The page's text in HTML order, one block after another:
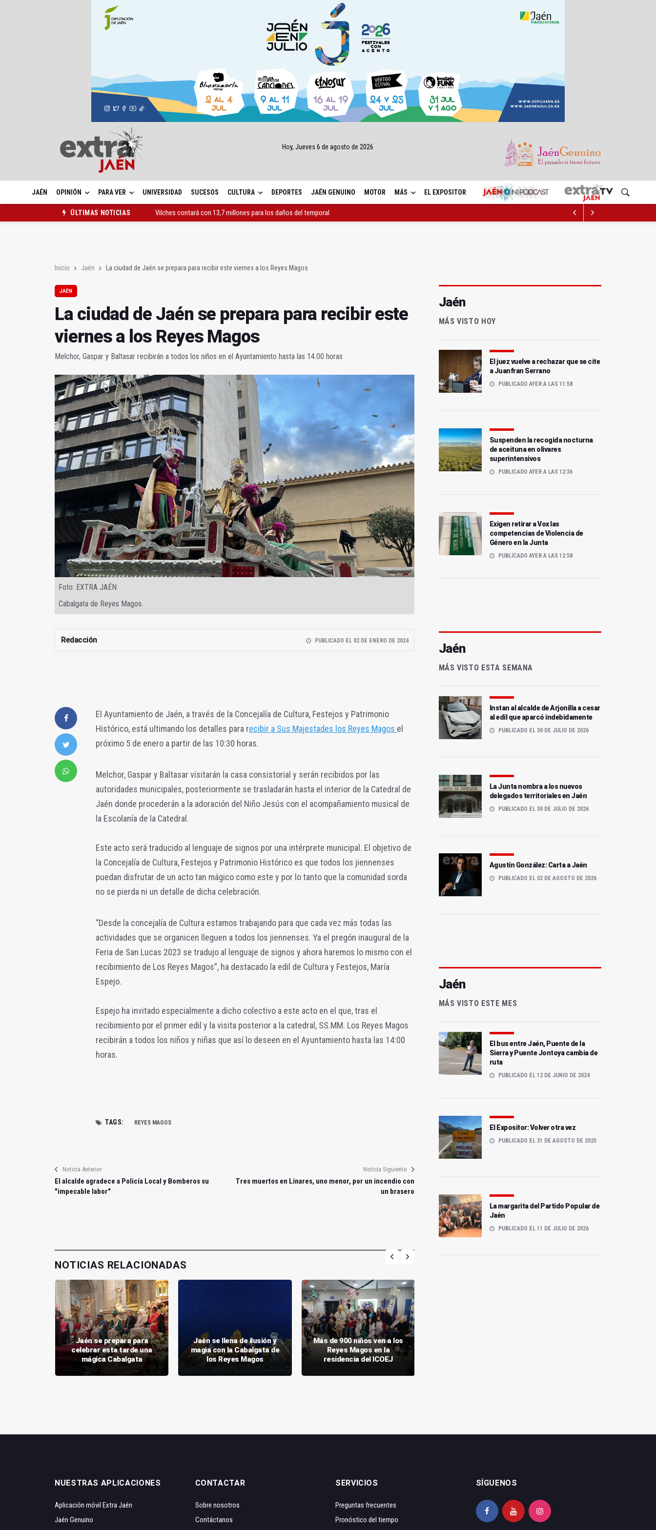
Hoy, Jueves 6 de agosto de 2026
JAÉN OPINIÓN PARA VER UNIVERSIDAD SUCESOS CULTURA DEPORTES JAÉN GENUINO MOTOR MÁS EL EXPOSITOR
ÚLTIMAS NOTICIAS
Vilches contará con 13,7 millones para los daños del temporal
Inicio Jaén La ciudad de Jaén se prepara para recibir este viernes a los Reyes Magos
JAÉN
La ciudad de Jaén se prepara para recibir este
viernes a los Reyes Magos
Melchor, Gaspar y Baltasar recibirán a todos los niños en el Ayuntamiento hasta las 14.00 horas
Foto: EXTRA JAÉN
Cabalgata de Reyes Magos.
Redacción PUBLICADO EL 02 DE ENERO DE 2024
El Ayuntamiento de Jaén, a través de la Concejalía de Cultura, Festejos y Patrimonio
Histórico, está ultimando los detalles para recibir a Sus Majestades los Reyes Magos el
próximo 5 de enero a partir de las 10:30 horas.
Melchor, Gaspar y Baltasar visitarán la casa consistorial y serán recibidos por las
autoridades municipales, posteriormente se trasladarán hasta el interior de la Catedral de
Jaén donde procederán a la adoración del Niño Jesús con el acompañamiento musical de
la Escolanía de la Catedral.
Este acto será traducido al lenguaje de signos por una intérprete municipal. El objetivo de
la Concejalía de Cultura, Festejos y Patrimonio Histórico es que todos los jiennenses
puedan disfrutar de un acto tan mágico como este y por lo tanto que la comunidad sorda
no se pierda ni un detalle de dicha celebración.
“Desde la concejalía de Cultura estamos trabajando para que cada vez más todas las
actividades que se organicen lleguen a todos los jiennenses. Ya el pregón inaugural de la
Feria de San Lucas 2023 se tradujo al lenguaje de signos y ahora haremos lo mismo con el
recibimiento de Los Reyes Magos”, ha destacado la edil de Cultura y Festejos, María
Espejo.
Espejo ha invitado especialmente a dicho colectivo a este acto en el que, tras el
recibimiento por el primer edil y la visita posterior a la catedral, SS.MM. Los Reyes Magos
recibirán a todos los niños y niñas que así lo deseen en el Ayuntamiento hasta las 14:00
horas.
TAGS: REYES MAGOS
Noticia Anterior
El alcalde agradece a Policía Local y Bomberos su
"impecable labor"
Noticia Siguiente
Tres muertos en Linares, uno menor, por un incendio con
un brasero
NOTICIAS RELACIONADAS
Jaén se prepara para
celebrar esta tarde una
mágica Cabalgata
Jaén se llena de ilusión y
magia con la Cabalgata de
los Reyes Magos
Más de 900 niños ven a los
Reyes Magos en la
residencia del ICOEJ
Jaén
MÁS VISTO HOY
El juez vuelve a rechazar que se cite
a Juanfran Serrano
PUBLICADO AYER A LAS 11:58
Suspenden la recogida nocturna
de aceituna en olivares
superintensivos
PUBLICADO AYER A LAS 12:36
Exigen retirar a Vox las
competencias de Violencia de
Género en la Junta
PUBLICADO AYER A LAS 12:58
Jaén
MÁS VISTO ESTA SEMANA
Instan al alcalde de Arjonilla a cesar
al edil que aparcó indebidamente
PUBLICADO EL 30 DE JULIO DE 2026
La Junta nombra a los nuevos
delegados territoriales en Jaén
PUBLICADO EL 30 DE JULIO DE 2026
Agustín González: Carta a Jaén
PUBLICADO EL 02 DE AGOSTO DE 2026
Jaén
MÁS VISTO ESTE MES
El bus entre Jaén, Puente de la
Sierra y Puente Jontoya cambia de
ruta
PUBLICADO EL 12 DE JUNIO DE 2024
El Expositor: Volver otra vez
PUBLICADO EL 31 DE AGOSTO DE 2025
La margarita del Partido Popular de
Jaén
PUBLICADO EL 11 DE JULIO DE 2026
NUESTRAS APLICACIONES
Aplicación móvil Extra Jaén
Jaén Genuino
CONTACTAR
Sobre nosotros
Contáctanos
SERVICIOS
Preguntas frecuentes
Pronóstico del tiempo
SÍGUENOS